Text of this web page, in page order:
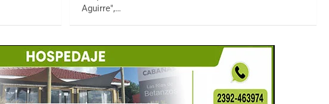
Aguirre",…